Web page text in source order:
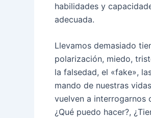
habilidades y
adecuada.
Llevamos demasiado
polarización, miedo,
la falsedad, el «fake»,
mando de nuestras
vuelven a interrogarnos
¿Qué puedo hacer?,